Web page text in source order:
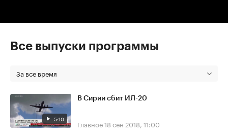
Все выпуски программы
За все время
5:10
В Сирии сбит ИЛ-20
Главное18 сен 2018, 11:00